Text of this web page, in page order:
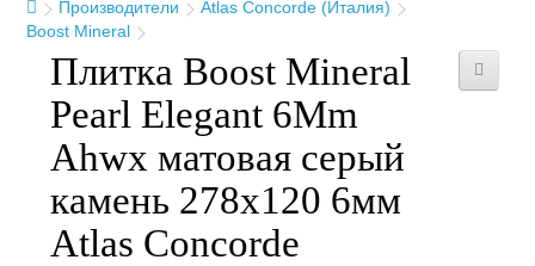
Производители
Atlas Concorde (Италия)
Boost Mineral
Плитка Boost Mineral
Pearl Elegant 6Mm
Ahwx матовая серый
камень 278x120 6мм
Atlas Concorde